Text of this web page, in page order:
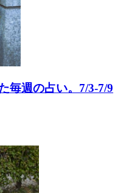
毎週の占い。7/3-7/9